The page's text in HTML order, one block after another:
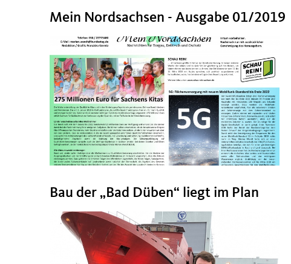
Mein Nordsachsen - Ausgabe 01/2019
Bau der „Bad Düben“ liegt im Plan